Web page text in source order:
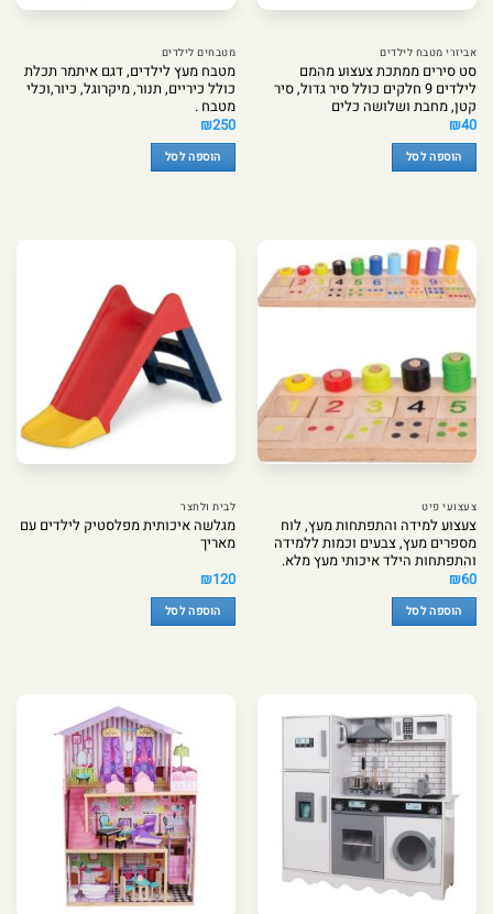
אביזרי מטבח לילדים
סט סירים ממתכת צעצוע מהמם
לילדים 9 חלקים כולל סיר גדול, סיר
קטן, מחבת ושלושה כלים
₪40
הוספה לסל
מטבחים לילדים
מטבח מעץ לילדים, דגם איתמר תכלת
כולל כיריים, תנור, מיקרוגל, כיור,וכלי
מטבח .
₪250
הוספה לסל
צעצועי פיט
צעצוע למידה והתפתחות מעץ, לוח
מספרים מעץ, צבעים וכמות ללמידה
והתפתחות הילד איכותי מעץ מלא.
₪60
הוספה לסל
לבית ולחצר
מגלשה איכותית מפלסטיק לילדים עם
מאריך
₪120
הוספה לסל